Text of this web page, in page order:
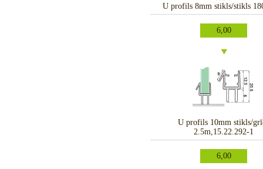
U profils 8mm stikls/stikls
6,00
U profils 10mm stikls/
2.5m,15.22.292-1
6,00